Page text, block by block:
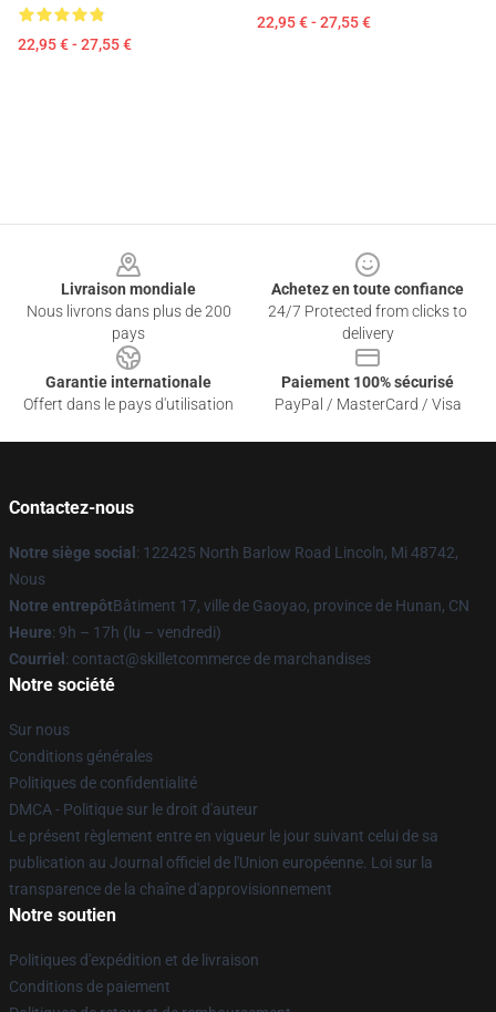
22,95 € - 27,55 €
22,95 € - 27,55 €
Livraison mondiale
Nous livrons dans plus de 200
pays
Achetez en toute confiance
24/7 Protected from clicks to
delivery
Garantie internationale
Offert dans le pays d'utilisation
Paiement 100% sécurisé
PayPal / MasterCard / Visa
Contactez-nous
Notre siège social : 122425 North Barlow Road Lincoln, Mi 48742,
Nous
Notre entrepôtBâtiment 17, ville de Gaoyao, province de Hunan, CN
Heure: 9h – 17h (lu – vendredi)
Courriel : contact@skilletcommerce de marchandises
Notre société
Sur nous
Conditions générales
Politiques de confidentialité
DMCA - Politique sur le droit d'auteur
Le présent règlement entre en vigueur le jour suivant celui de sa
publication au Journal officiel de l'Union européenne. Loi sur la
transparence de la chaîne d'approvisionnement
Notre soutien
Politiques d'expédition et de livraison
Conditions de paiement